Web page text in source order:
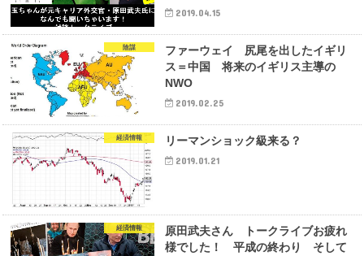
2019.04.15
陰謀
ファーウェイ 尻尾を出したイギリ
ス＝中国 将来のイギリス主導の
NWO
2019.02.25
経済情報 リーマンショック級来る？
2019.01.21
経済情報
原田武夫さん トークライブお疲れ
様でした！ 平成の終わり そして